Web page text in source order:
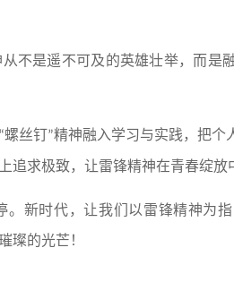
不是遥不可及的英雄壮举，而是
“螺丝钉”精神融入学习与实践，把个
求极致，让雷锋精神在青春绽放
新时代，让我们以雷锋精神为
璨的光芒！